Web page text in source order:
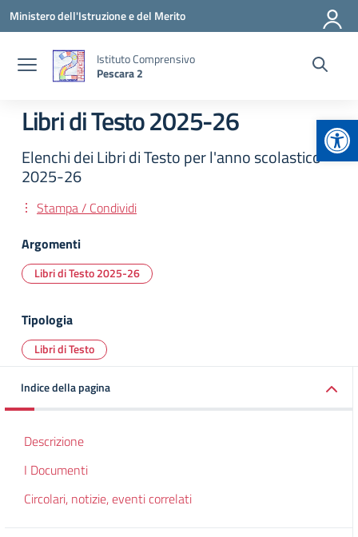
Vai ai contenuti
Vai al menu di navigazione
Vai al footer
Ministero dell'Istruzione e del Merito
Istituto Comprensivo
Pescara 2
Libri di Testo 2025-26
Elenchi dei Libri di Testo per l'anno scolastico
2025-26
Stampa / Condividi
Argomenti
Libri di Testo 2025-26
Tipologia
Libri di Testo
Indice della pagina
Descrizione
I Documenti
Circolari, notizie, eventi correlati